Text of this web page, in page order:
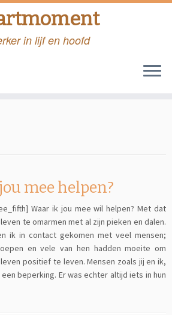
in lijf en hoofd
mee helpen?
Waar ik jou mee wil helpen? Met dat
te omarmen met al zijn pieken en dalen.
ik in contact gekomen met veel mensen;
en vele van hen hadden moeite om
positief te leven. Mensen zoals jij en ik,
beperking. Er was echter altijd iets in hun